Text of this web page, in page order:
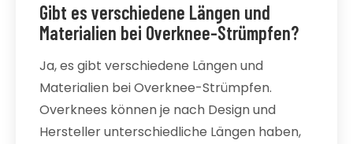
Gibt es verschiedene Längen und
Materialien bei Overknee-Strümpfen?
Ja, es gibt verschiedene Längen und
Materialien bei Overknee-Strümpfen.
Overknees können je nach Design und
Hersteller unterschiedliche Längen haben,